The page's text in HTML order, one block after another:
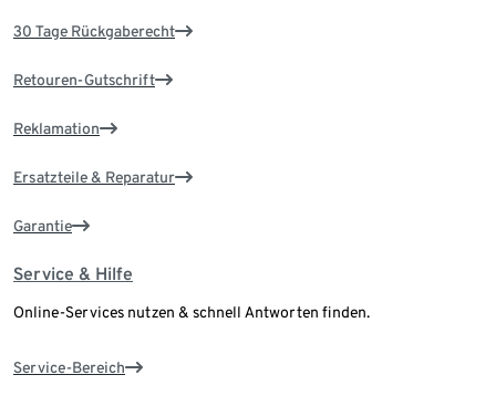
30 Tage Rückgaberecht
Retouren-Gutschrift
Reklamation
Ersatzteile & Reparatur
Garantie
Service & Hilfe
Online-Services nutzen & schnell Antworten finden.
Service-Bereich